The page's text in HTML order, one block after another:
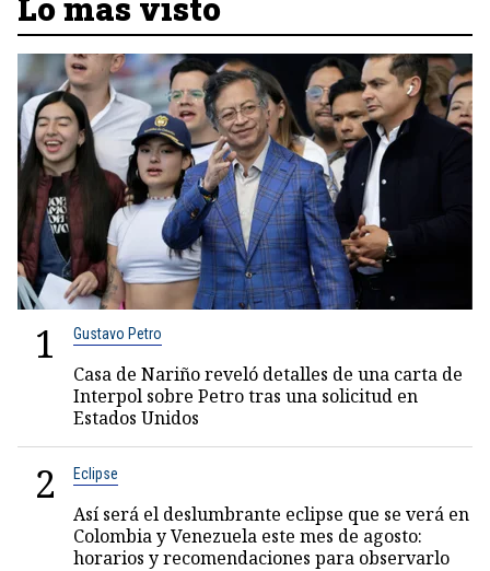
1 Gustavo Petro
Casa de Nariño reveló detalles de una carta de
Interpol sobre Petro tras una solicitud en
Estados Unidos
2 Eclipse
Así será el deslumbrante eclipse que se verá en
Colombia y Venezuela este mes de agosto:
horarios y recomendaciones para observarlo